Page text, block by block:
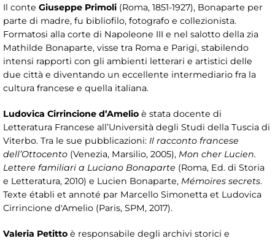
Il conte Giuseppe Primoli (Roma, 1851-1927), Bonaparte per
parte di madre, fu bibliofilo, fotografo e collezionista.
Formatosi alla corte di Napoleone III e nel salotto della zia
Mathilde Bonaparte, visse tra Roma e Parigi, stabilendo
intensi rapporti con gli ambienti letterari e artistici delle
due città e diventando un eccellente intermediario fra la
cultura francese e quella italiana.
Ludovica Cirrincione d’Amelio è stata docente di
Letteratura Francese all’Università degli Studi della Tuscia di
Viterbo. Tra le sue pubblicazioni: Il racconto francese
dell’Ottocento (Venezia, Marsilio, 2005), Mon cher Lucien.
Lettere familiari a Luciano Bonaparte (Roma, Ed. di Storia
e Letteratura, 2010) e Lucien Bonaparte, Mémoires secrets.
Texte établi et annoté par Marcello Simonetta et Ludovica
Cirrincione d'Amelio (Paris, SPM, 2017).
Valeria Petitto è responsabile degli archivi storici e